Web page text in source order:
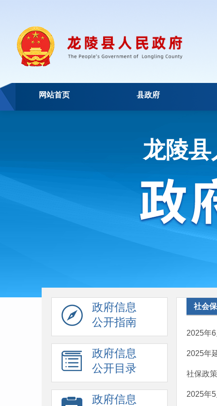
网站首页 县政府
龙陵
政府信息
公开指南
政府信息
公开目录
政府信息
社会
2025年
2025年
社保政
2025年